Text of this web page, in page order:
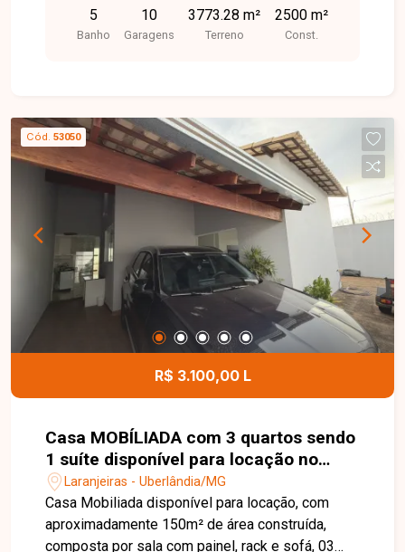
infraestrutura para grandes operações. Imóvel
comercial com aproximadamente 2.500m² de
completa para operações industriais, logísticas,
centros de distribuição, armazenagem ou
empresas de grande porte. Sua localização
privilegiada, com rápido acesso à Rodovia BR-
365, proporciona praticidade e eficiência para as
atividades comerciais. Entre em contato para
mais informações e agende uma visita para
conhecer esta excelente oportunidade comercial.
5
Banho
10
Garagens
3773.28 m²
Terreno
2500 m²
Const.
Cód. 53050
R$ 3.100,00 L
Casa MOBÍLIADA com 3 quartos sendo
1 suíte disponível para locação no
bairro Laranjeiras em Uberlândia-MG
Laranjeiras - Uberlândia/MG
Casa Mobiliada disponível para locação, com
aproximadamente 150m² de área construída,
composta por sala com painel, rack e sofá, 03